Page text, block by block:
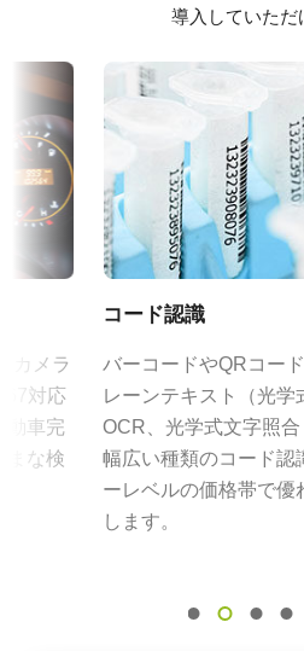
可視光 + 近赤外 (NIR)
規格
2.3 MP
規格 横x縦
1920 x 1200 px
フレームレート/ラインレート
あり
インターフェース
USB3 Vision (PoUSB)
センサ
eBUS SDK for JAI (64 bit)
証明書類
RoHS Declaration - GOX-
CE Certificate - GOX-2402M-
Brochure - Go-X Series
Frame Rate Calculator - GOX-
eBUS Player ユーザーガイド
75mm までの固定焦点レンズを取り
えており、工場環境における信頼性
特定のカメラモデルに対応するレン
をダウンロードしてご覧ください
JAIカメラ専用
055シリーズ
*出力コネクタの形状によって型番が
ご注文の際にはBもしくはFをご指定
定格出力電圧：DC+12V
入力電源電圧：AC100V-240V (1次側
導入していただ
カメラ
対応
動車完
まな検
コード認識
バーコードやQRコー
レーンテキスト（光学
OCR、光学式文字照合
幅広い種類のコード認
ーレベルの価格帯で優
します。